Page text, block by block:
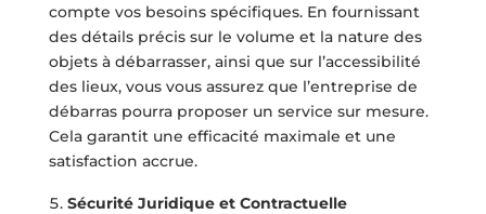
compte vos besoins spécifiques. En fournissant
des détails précis sur le volume et la nature des
objets à débarrasser, ainsi que sur l’accessibilité
des lieux, vous vous assurez que l’entreprise de
débarras pourra proposer un service sur mesure.
Cela garantit une efficacité maximale et une
satisfaction accrue.
Sécurité Juridique et Contractuelle